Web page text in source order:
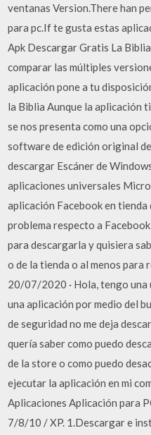
ventanas Version.There han
para pc.If te gusta estas
Apk Descargar Gratis La
comparar las múltiples
aplicación pone a tu
la Biblia Aunque la aplicación
se nos presenta como una
software de edición original
descargar Escáner de
aplicaciones universales
aplicación Facebook en
problema respecto a
para descargarla y quisiera
o de la tienda o al menos
20/07/2020 · Hola, tengo una
una aplicación por medio del
de seguridad no me deja
quería saber como puedo
de la store o como puedo
ejecutar la aplicación en mi
Aplicaciones Aplicación para
7/8/10 / XP. 1.Descargar e